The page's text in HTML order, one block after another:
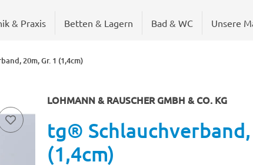
& Praxis Betten & Lagern Bad & WC Unsere
20m, Gr. 1 (1,4cm)
LOHMANN & RAUSCHER GMBH & CO. KG
tg® Schlauchverband,
(1,4cm)